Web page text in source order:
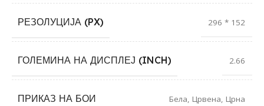
РЕЗОЛУЦИЈА (PX) 296 * 152
ГОЛЕМИНА НА ДИСПЛЕЈ (INCH) 2.66
ПРИКАЗ НА БОИ Бела Црвена Црна